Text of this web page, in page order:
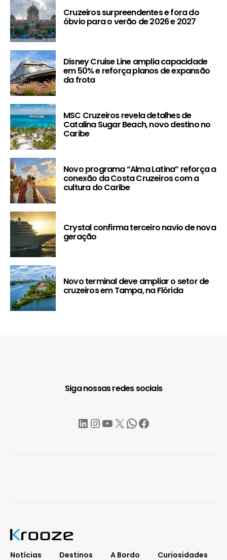
Cruzeiros surpreendentes e fora do
óbvio para o verão de 2026 e 2027
Disney Cruise Line amplia capacidade
em 50% e reforça planos de expansão
da frota
MSC Cruzeiros revela detalhes de
Catalina Sugar Beach, novo destino no
Caribe
Novo programa “Alma Latina” reforça a
conexão da Costa Cruzeiros com a
cultura do Caribe
Crystal confirma terceiro navio de nova
geração
Novo terminal deve ampliar o setor de
cruzeiros em Tampa, na Flórida
Siga nossas redes sociais
LinkedIn
Instagram
YouTube
X WhatsApp
Facebook
Notícias Destinos A Bordo Curiosidades